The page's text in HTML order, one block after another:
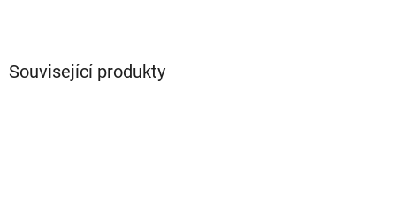
Související produkty